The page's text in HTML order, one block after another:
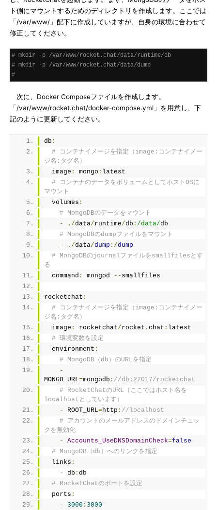
ト側にマウントするためのディレクトリを作成します。ここでは
「/var/www/」配下に作成していますが、自身の環境に合わせて
修正してください。
# mkdir -p /var/www/rocket.chat/data/runtime/db
# mkdir -p /var/www/rocket.chat/data/dump
#
次に、Docker Composeファイルを作成します。
「/var/www/rocket.chat/docker-compose.yml」を用意し、下
記のように更新してください。
db :
# コンテナイメージを指定（image:コンテナイメー
ジ名:タグ名）
  image
: mongo : latest
# コンテナのデータをボリュームとしてホストOSに
マウント
  volumes
:
# MongoDBのデータをマウント
-
./data/runtime/db : /data/db
# MongoDBのdumpファイルをマウント
-
./data/dump :/dump
# MongoDBのjournalファイルをsmallfilesとす
る
  command
: mongod -- smallfiles
rocketchat :
# コンテナイメージを指定（image:コンテナイメー
ジ名:タグ名）
  image
: rocketchat/rocket . chat : latest
# 環境変数を設定
  environment
:
# MongoDB（db）のURLを指定
-
MONGO_URL=mongodb : //db:27017/rocketchat
# RocketChatのURL（ここではホスト名を
localhostとしています）
-
ROOT_URL=http : //localhost
# アカウントのメールアドレスのドメインチェッ
クを無効化
-
Accounts_UseDNSDomainCheck=false
# MongoDB（db）へのリンクを指定
  links
:
-
db : db
# RocketChatのポートを設定
  ports
:
-
3000 : 3000